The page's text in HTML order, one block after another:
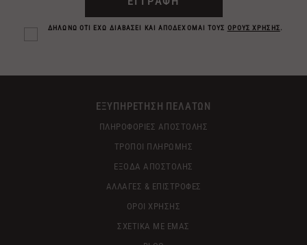
ΔΗΛΩΝΩ ΟΤΙ ΕΧΩ ΔΙΑΒΑΣΕΙ ΚΑΙ ΑΠΟΔΕΧΟΜΑΙ ΤΟΥΣ ΟΡΟΥΣ ΧΡΗΣΗΣ.
ΕΞΥΠΗΡΕΤΗΣΗ ΠΕΛΑΤΩΝ
ΠΛΗΡΟΦΟΡΙΕΣ ΑΠΟΣΤΟΛΗΣ
ΤΡΟΠΟΙ ΠΛΗΡΩΜΗΣ
ΕΞΟΔΑ ΑΠΟΣΤΟΛΗΣ
ΑΛΛΑΓΕΣ & ΕΠΙΣΤΡΟΦΕΣ
ΟΡΟΙ ΧΡΗΣΗΣ
ΣΧΕΤΙΚΑ ΜΕ ΕΜΑΣ